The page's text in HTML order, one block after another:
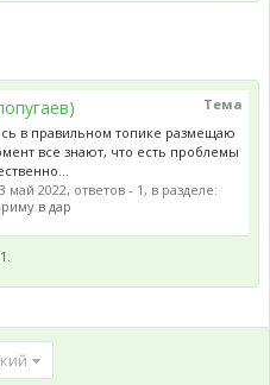
Тема
в правильном топике размещаю
все знают, что есть проблемы
май 2022, ответов - 1, в разделе:
в дар